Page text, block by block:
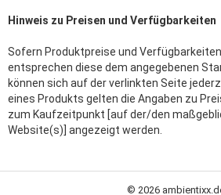
Hinweis zu Preisen und Verfügbarkeiten
Sofern Produktpreise und
entsprechen diese dem angegebenen
können sich auf der verlinkten Seite
eines Produkts gelten die Angaben zu
zum Kaufzeitpunkt [auf der/den
Website(s)] angezeigt werden.
© 2026